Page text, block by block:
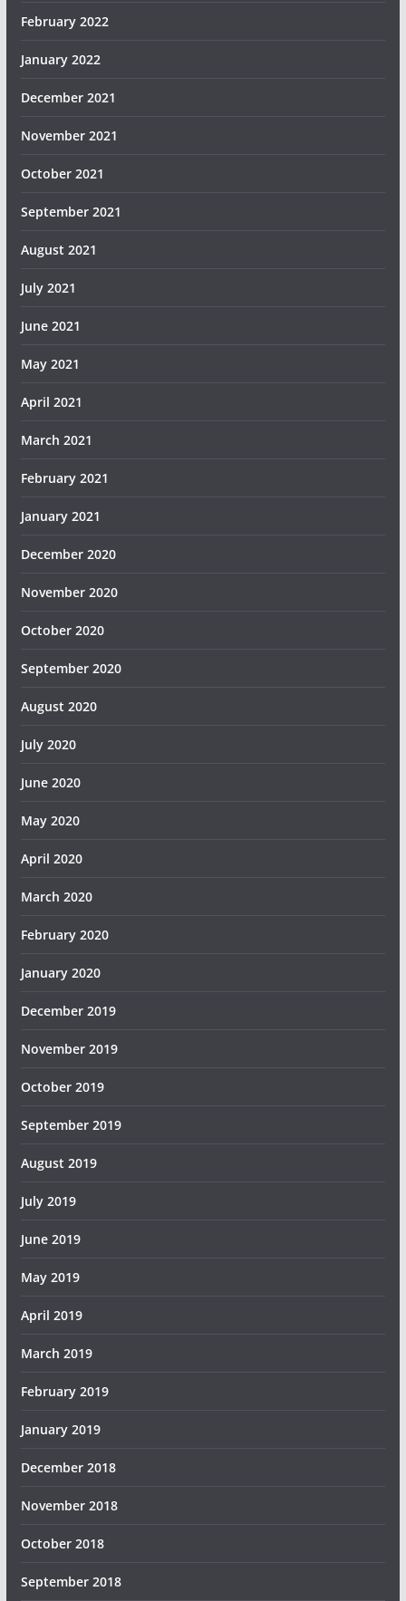
February 2022
January 2022
December 2021
November 2021
October 2021
September 2021
August 2021
July 2021
June 2021
May 2021
April 2021
March 2021
February 2021
January 2021
December 2020
November 2020
October 2020
September 2020
August 2020
July 2020
June 2020
May 2020
April 2020
March 2020
February 2020
January 2020
December 2019
November 2019
October 2019
September 2019
August 2019
July 2019
June 2019
May 2019
April 2019
March 2019
February 2019
January 2019
December 2018
November 2018
October 2018
September 2018